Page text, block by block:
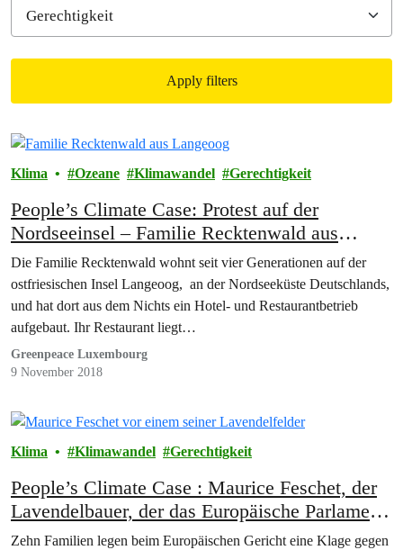
Apply filters
Filtered results
Klima Ozeane Klimawandel Gerechtigkeit
People’s Climate Case: Protest auf der
Nordseeinsel – Familie Recktenwald aus
Deutschland
Die Familie Recktenwald wohnt seit vier Generationen auf der
ostfriesischen Insel Langeoog, an der Nordseeküste Deutschlands,
und hat dort aus dem Nichts ein Hotel- und Restaurantbetrieb
aufgebaut. Ihr Restaurant liegt…
Greenpeace Luxembourg
9 November 2018
Klima Klimawandel Gerechtigkeit
People’s Climate Case : Maurice Feschet, der
Lavendelbauer, der das Europäische Parlament
und den Rat anklagt
Zehn Familien legen beim Europäischen Gericht eine Klage gegen